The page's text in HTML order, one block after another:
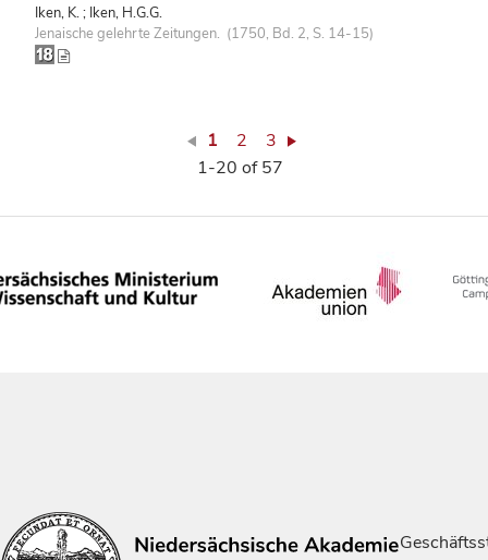
Iken, K. ; Iken, H.G.G.
Jenaische gelehrte Zeitungen. (1750, Bd. 2, S. 14-15)
1 2
3
1-20 of 57